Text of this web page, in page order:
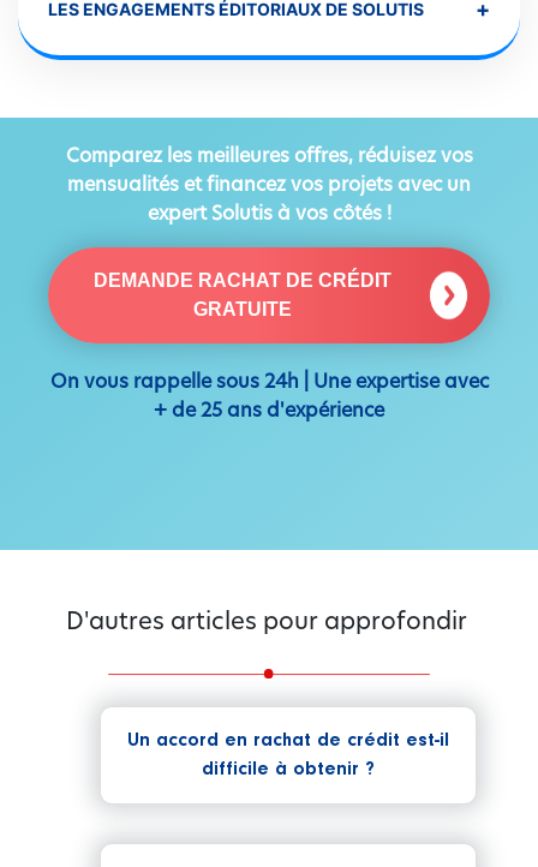
LES ENGAGEMENTS ÉDITORIAUX DE SOLUTIS +
Comparez les meilleures offres, réduisez vos
mensualités et financez vos projets avec un
expert Solutis à vos côtés !
DEMANDE RACHAT DE CRÉDIT
GRATUITE
On vous rappelle sous 24h | Une expertise avec
+ de 25 ans d'expérience
D'autres articles pour approfondir
Un accord en rachat de crédit est-il
difficile à obtenir ?